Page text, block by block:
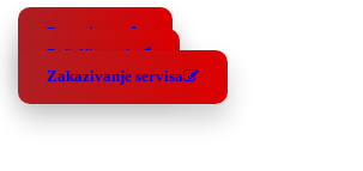
Pozovite nas
Pošaljite upit
Zakazivanje servisa